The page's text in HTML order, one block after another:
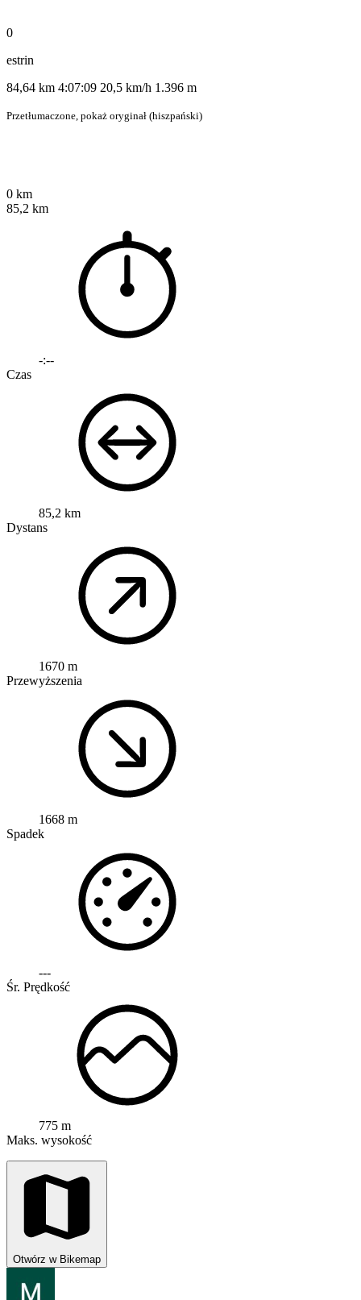
0
estrin
84,64 km 4:07:09 20,5 km/h 1.396 m
Przetłumaczone, pokaż oryginał (hiszpański)
0 km
85,2 km
-:--
Czas
85,2 km
Dystans
1670 m
Przewyższenia
1668 m
Spadek
---
Śr. Prędkość
775 m
Maks. wysokość
Otwórz w Bikemap